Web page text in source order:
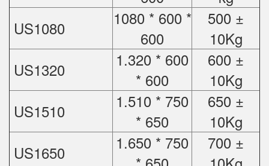
US1080
1080 * 600 *
600
500 ±
10Kg
US1320
1.320 * 600
* 600
600 ±
10Kg
US1510
1.510 * 750
* 650
650 ±
10Kg
US1650
1.650 * 750
700 ±